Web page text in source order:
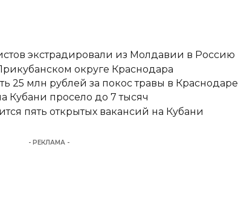
экстрадировали из Молдавии в Россию
округе Краснодара
25 млн рублей за покос травы в Краснодаре
Кубани просело до 7 тысяч
пять открытых вакансий на Кубани
- РЕКЛАМА -